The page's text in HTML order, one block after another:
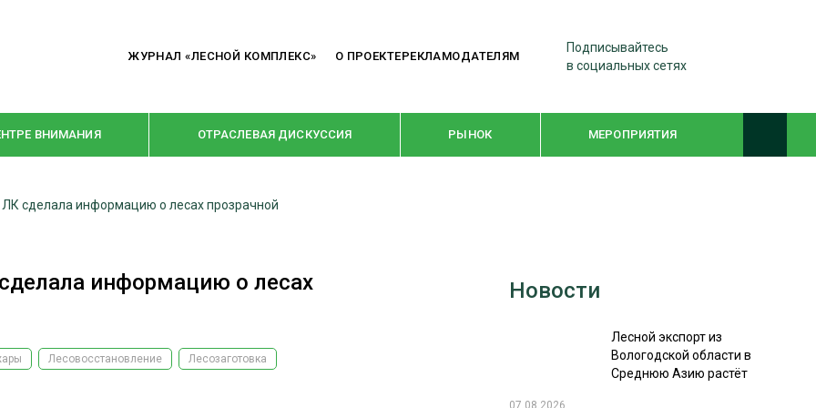
ЖУРНАЛ «ЛЕСНОЙ КОМПЛЕКС» О ПРОЕКТЕРЕКЛАМОДАТЕЛЯМ
Подписывайтесь
в социальных сетях
ВНИМАНИЯ ОТРАСЛЕВАЯ ДИСКУССИЯ РЫНОК МЕРОПРИЯТИЯ
РУБРИКИ
КРУПНЫМ ПЛАНОМ
В ЦЕНТРЕ ВНИМАНИЯ
WOODEX-2021
СУШКА ДРЕВЕСИНЫ
сделала информацию о лесах прозрачной
информацию о лесах
Лесовосстановление Лесозаготовка
Новости
Лесной экспорт из
Вологодской области в
Среднюю Азию растёт
07.08.2026